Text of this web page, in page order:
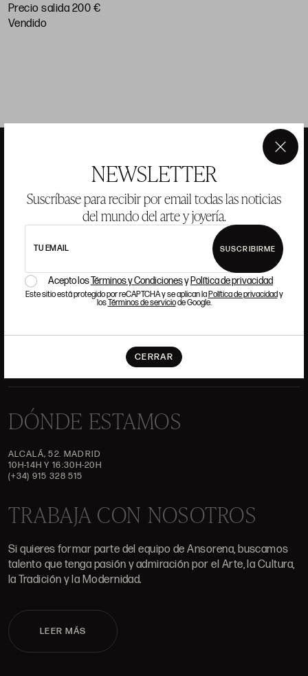
NEWSLETTER
Suscríbase para recibir por email todas las noticias
del mundo del arte y joyería.
TU EMAIL SUSCRIBIRME
Acepto losTérminos y Condicionesy Política de privacidad
Este sitio está protegido por reCAPTCHA y se aplican laPolítica de privacidady
losTérminos de serviciode Google.
CERRAR
×
Precio salida 200 €
vendido
ANSORENA
HISTORIA
ANSORENA
EQUIPO
JOYERÍA
GALERÍA
SUBASTAS
VALORACIONES
CONTACTO
DÓNDE ESTAMOS
ALCALÁ, 52. MADRID
10H-14H Y 16:30H-20H
(+34) 915 328 515
TRABAJA CON NOSOTROS
Si quieres formar parte del equipo de Ansorena, buscamos
talento que tenga pasión y admiración por el Arte, la Cultura,
la Tradición y la Modernidad.
LEER MÁS